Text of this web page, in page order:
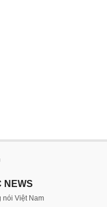
NEWS
nói Việt Nam